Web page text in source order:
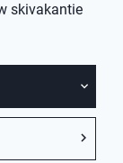
skivakantie